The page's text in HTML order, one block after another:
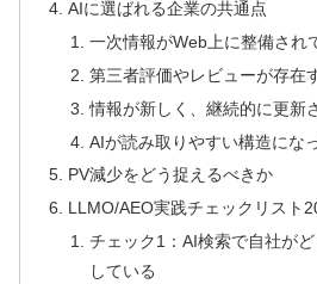
AIに選ばれる企業の共通点
一次情報がWeb上に整備され
第三者評価やレビューが存在
情報が新しく、継続的に更新
AIが読み取りやすい構造にな
PV減少をどう捉えるべきか
LLMO/AEO実践チェックリスト
チェック1：AI検索で自社が
している